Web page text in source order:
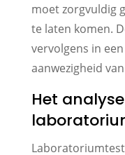
moet zorgvuldig
te laten komen.
vervolgens in
aanwezigheid
Het